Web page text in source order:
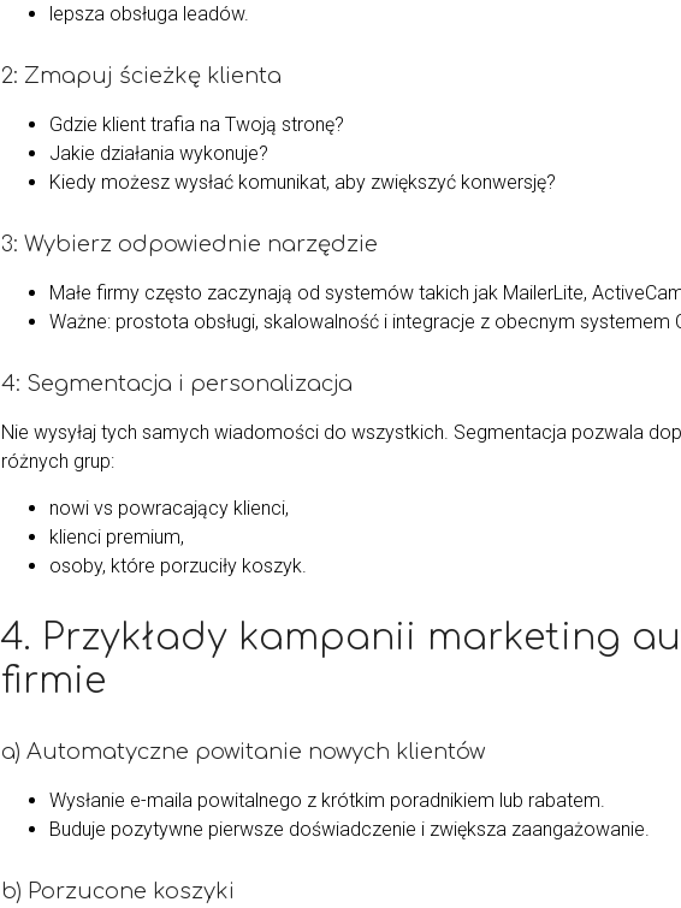
lepsza obsługa leadów.
2: Zmapuj ścieżkę klienta
Gdzie klient trafia na Twoją stronę?
Jakie działania wykonuje?
Kiedy możesz wysłać komunikat, aby zwiększyć konwersję?
3: Wybierz odpowiednie narzędzie
Małe firmy często zaczynają od systemów takich jak MailerLite,
Ważne: prostota obsługi, skalowalność i integracje z obecnym systemem
4: Segmentacja i personalizacja
Nie wysyłaj tych samych wiadomości do wszystkich. Segmentacja pozwala
różnych grup:
nowi vs powracający klienci,
klienci premium,
osoby, które porzuciły koszyk.
4. Przykłady kampanii marketing
firmie
a) Automatyczne powitanie nowych klientów
Wysłanie e-maila powitalnego z krótkim poradnikiem lub rabatem.
Buduje pozytywne pierwsze doświadczenie i zwiększa zaangażowanie.
b) Porzucone koszyki